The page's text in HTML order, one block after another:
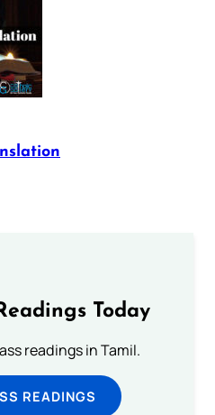
Today
readings in Tamil.
READINGS